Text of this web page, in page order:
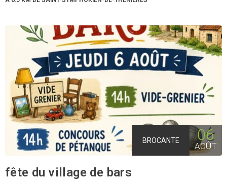
BROCANTE 06
AOÛT
fête du village de bars